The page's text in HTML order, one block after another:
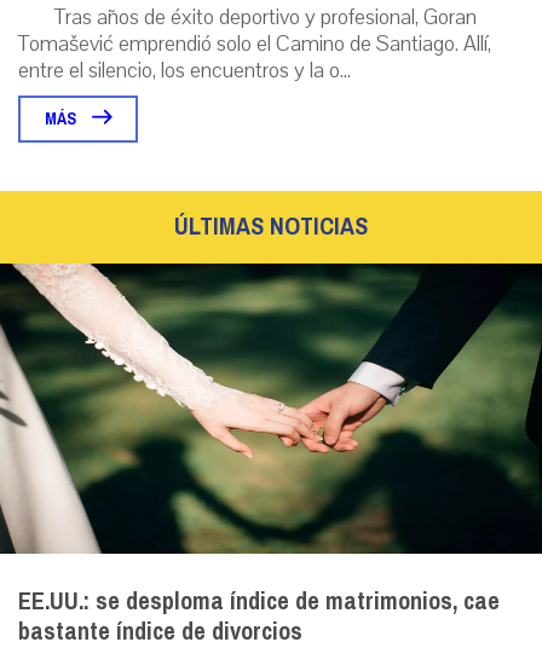
Tras años de éxito deportivo y profesional, Goran
Tomašević emprendió solo el Camino de Santiago. Allí,
entre el silencio, los encuentros y la o...
MÁS
ÚLTIMAS NOTICIAS
EE.UU.: se desploma índice de matrimonios, cae
bastante índice de divorcios